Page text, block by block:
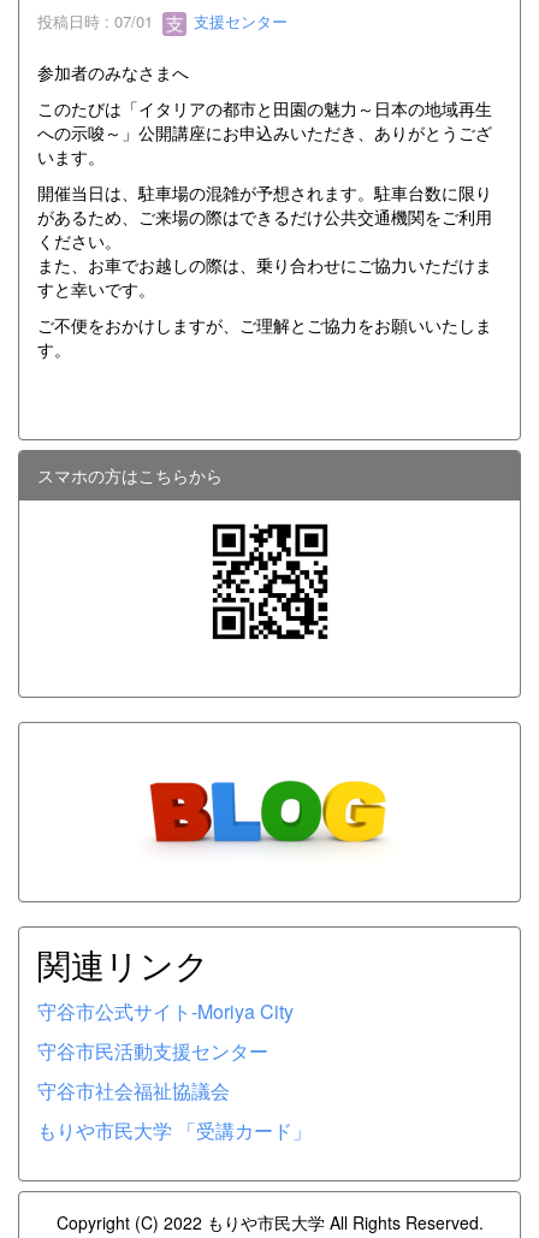
投稿日時 : 07/01 支援センター
参加者のみなさまへ
このたびは「イタリアの都市と田園の魅力～日本の地域再生
への示唆～」公開講座にお申込みいただき、ありがとうござ
います。
開催当日は、駐車場の混雑が予想されます。駐車台数に限り
があるため、ご来場の際はできるだけ公共交通機関をご利用
ください。
また、お車でお越しの際は、乗り合わせにご協力いただけま
すと幸いです。
ご不便をおかけしますが、ご理解とご協力をお願いいたしま
す。
スマホの方はこちらから
関連リンク
守谷市公式サイト-Moriya City
守谷市民活動支援センター
守谷市社会福祉協議会
もりや市民大学 「受講カード」
Copyright (C) 2022 もりや市民大学 All Rights Reserved.